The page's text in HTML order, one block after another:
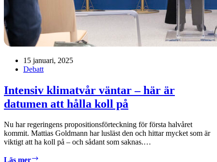
15 januari, 2025
Debatt
Intensiv klimatvår väntar – här är
datumen att hålla koll på
Nu har regeringens propositionsförteckning för första halvåret
kommit. Mattias Goldmann har lusläst den och hittar mycket som är
viktigt att ha koll på – och sådant som saknas.…
Läs mer